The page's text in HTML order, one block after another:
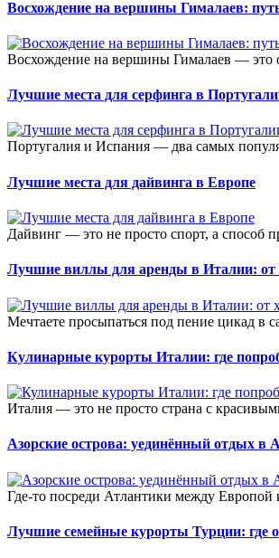
Восхождение на вершины Гималаев:
Восхождение на вершины Гималаев — это
Лучшие места для серфинга в
Португалия и Испания — два самых
Лучшие места для дайвинга в Европе
Дайвинг — это не просто спорт, а способ
Лучшие виллы для аренды в Италии: от
Мечтаете просыпаться под пение цикад в
Кулинарные курорты Италии: где
Италия — это не просто страна с
Азорские острова: уединённый отдых в
Где-то посреди Атлантики между
Лучшие семейные курорты Турции: где